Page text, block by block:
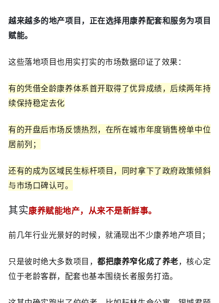
越来越多的地产项目，正在选择用康养配套和服务为项目
赋能。
这些落地项目也用实打实的市场数据印证了效果：
有的凭借全龄康养体系首开取得了优异成绩，后续两年持
续保持稳定去化
有的开盘后市场反馈热烈，在所在城市年度销售榜单中位
居前列；
还有的成为区域民生标杆项目，同时拿下了政府政策倾斜
与市场口碑认可。
其实康养赋能地产，从来不是新鲜事。
前几年行业光景好的时候，就涌现出不少康养地产项目；
只是彼时绝大多数项目，都把康养窄化成了养老，核心定
位于老龄客群，配套也基本围绕长者服务打造。